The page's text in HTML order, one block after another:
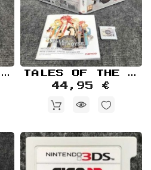
KIRBY TRIPLE DELUXE NINTENDO 3DS TALES OF THE ABYSS NINTENDO 3DS
44,95 €